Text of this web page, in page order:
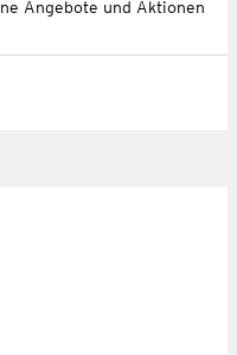
Angebote und Aktionen